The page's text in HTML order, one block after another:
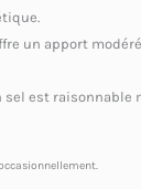
un apport
sel est raisonnable